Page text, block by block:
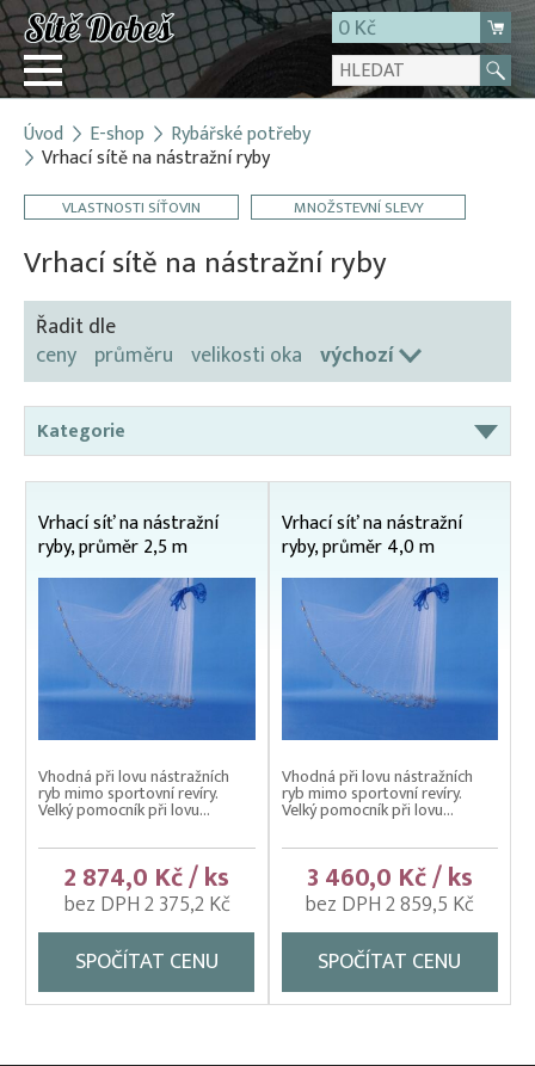
0 Kč
Přihlásit
Registrace
E-shop
O firmě
Kontakt
Úvod E-shop Rybářské potřeby
Vrhací sítě na nástražní ryby
VLASTNOSTI SÍŤOVIN MNOŽSTEVNÍ SLEVY
Vrhací sítě na nástražní ryby
Řadit dle
ceny průměru velikosti oka výchozí
Kategorie
Karpsaky
Odchytové pasti
Podběráky na ryby
Vezírky EKO
Vezírky pogumované
Vrhací sítě na nástražní ryby
Vrhací síť na nástražní
ryby, průměr 2,5 m
Vhodná při lovu nástražních
ryb mimo sportovní revíry.
Velký pomocník při lovu...
2 874,0 Kč / ks
bez DPH 2 375,2 Kč
SPOČÍTAT CENU
Vrhací síť na nástražní
ryby, průměr 4,0 m
Vhodná při lovu nástražních
ryb mimo sportovní revíry.
Velký pomocník při lovu...
3 460,0 Kč / ks
bez DPH 2 859,5 Kč
SPOČÍTAT CENU